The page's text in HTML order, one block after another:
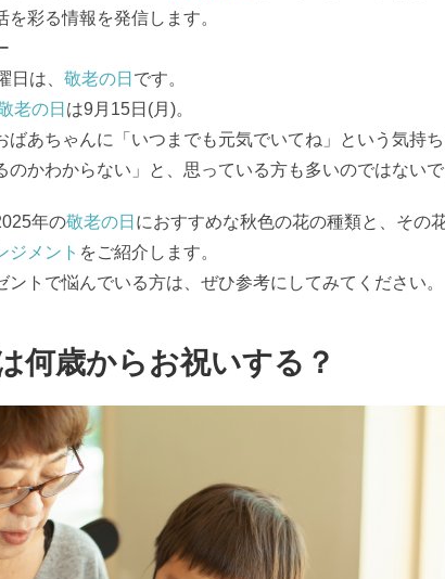
を彩る情報を発信します。
日は、 敬老の日 です。
老の日 は9月15日(月)。
ばあちゃんに「いつまでも元気でいてね」という気持
のかわからない」と、思っている方も多いのではないで
年の敬老の日 におすすめな秋色の花の種類と、その
ジメント をご紹介します。
ントで悩んでいる方は、ぜひ参考にしてみてください。
何歳からお祝いする？